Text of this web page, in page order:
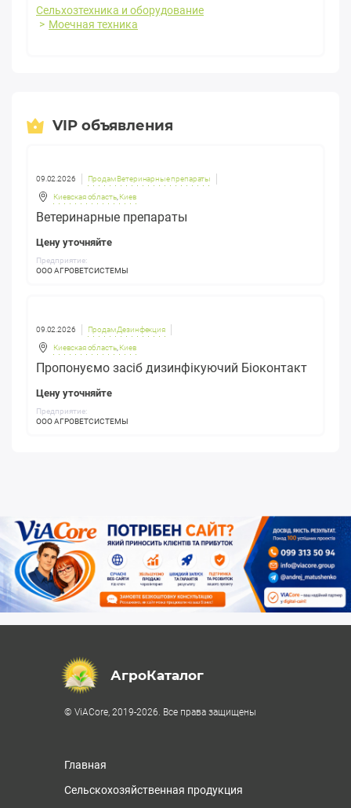
Сельхозтехника и оборудование
Моечная техника
VIP объявления
09.02.2026 Продам Ветеринарные препараты
Киевская область, Киев
Ветеринарные препараты
Цену уточняйте
Предприятие:
ООО АГРОВЕТСИСТЕМЫ
09.02.2026 Продам Дезинфекция
Киевская область, Киев
Пропонуємо засіб дизинфікуючий Біоконтакт
Цену уточняйте
Предприятие:
ООО АГРОВЕТСИСТЕМЫ
АгроКаталог
© ViACore, 2019-2026. Все права защищены
Главная
Сельскохозяйственная продукция